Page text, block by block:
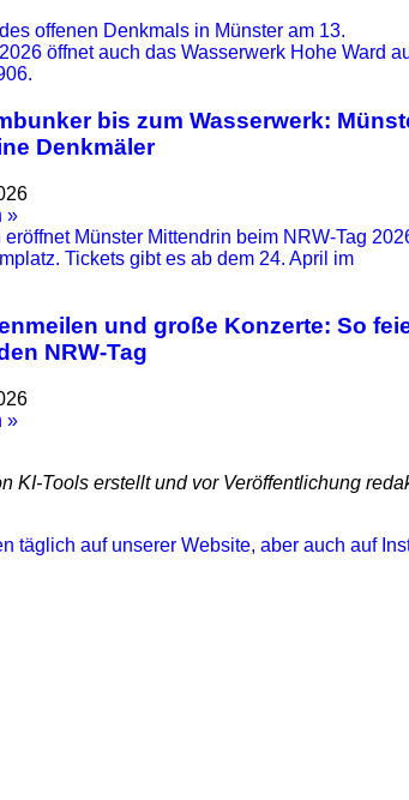
bis zum Wasserwerk:
Denkmäler
»
und große Konzerte: So
NRW-Tag
»
KI-Tools erstellt und vor Veröffentlichung